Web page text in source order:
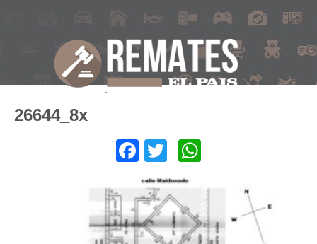
26644_8x
Facebook
Twitter